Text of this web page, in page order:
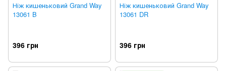
Ніж кишеньковий Grand Way
13061 B
396 грн
Ніж кишеньковий Grand Way
13061 DR
396 грн